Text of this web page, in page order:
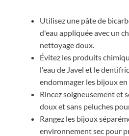
Utilisez une pâte de
d'eau appliquée avec un
nettoyage doux.
Évitez les produits
l'eau de Javel et le
endommager les bijoux en
Rincez soigneusement et
doux et sans peluches
Rangez les bijoux
environnement sec pour